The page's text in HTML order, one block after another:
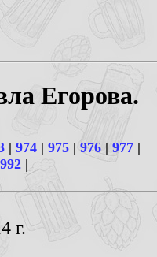
Егорова.
| 974 | 975 | 976 | 977 |
992 |
г.